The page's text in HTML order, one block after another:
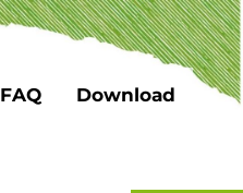
FAQ Download